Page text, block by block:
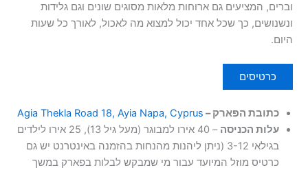
וברים, המציעים גם ארוחות מלאות מסוגים שונים וגם גלידות
ונשנושים, כך שכל אחד יכול למצוא מה לאכול, לאורך כל שעות
היום.
כרטיסים
כתובת הפארק – Agia Thekla Road 18, Ayia Napa, Cyprus
עלות הכניסה
– 40 אירו למבוגר (מעל גיל 13), 25 אירו לילדים
בגילאי 3-12 (ניתן ליהנות מהנחות בהזמנה באינטרנט יש גם
כרטיס מוזל המיועד עבור מי שמבקש לבלות בפארק במשך